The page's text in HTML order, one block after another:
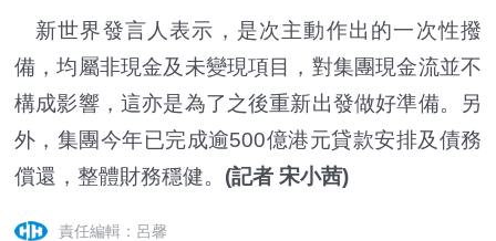
新世界發言人表示，是次主動作出的一次性撥
備，均屬非現金及未變現項目，對集團現金流並不
構成影響，這亦是為了之後重新出發做好準備。另
外，集團今年已完成逾500億港元貸款安排及債務
償還，整體財務穩健。 (記者 宋小茜)
責任編輯：呂馨